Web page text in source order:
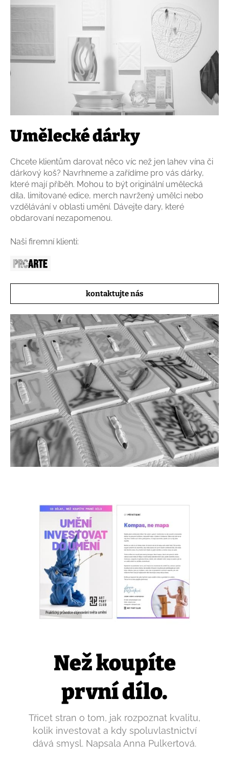
Umělecké dárky
Chcete klientům darovat něco víc než jen lahev vína či
dárkový koš? Navrhneme a zařídíme pro vás dárky,
které mají příběh. Mohou to být originální umělecká
díla, limitované edice, merch navržený umělci nebo
vzdělávání v oblasti umění. Dávejte dary, které
obdarovaní nezapomenou.
Naši firemní klienti:
kontaktujte nás
Než koupíte
první dílo.
Třicet stran o tom, jak rozpoznat kvalitu,
kolik investovat a kdy spoluvlastnictví
dává smysl. Napsala Anna Pulkertová.